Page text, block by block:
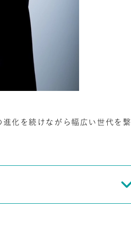
化を続けながら幅広い世代を繋